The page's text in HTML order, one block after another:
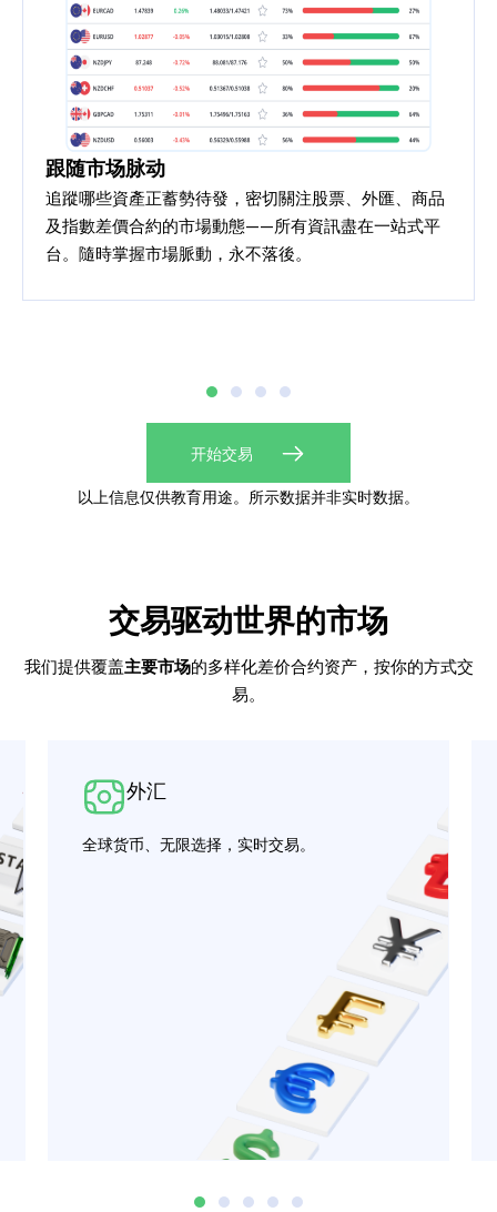
跟随市场脉动
追蹤哪些資產正蓄勢待發，密切關注股票、外匯、商品
及指數差價合約的市場動態——所有資訊盡在一站式平
台。隨時掌握市場脈動，永不落後。
开始交易
以上信息仅供教育用途。所示数据并非实时数据。
交易驱动世界的市场
我们提供覆盖主要市场的多样化差价合约资产，按你的方式交
易。
外汇
全球货币、无限选择，实时交易。